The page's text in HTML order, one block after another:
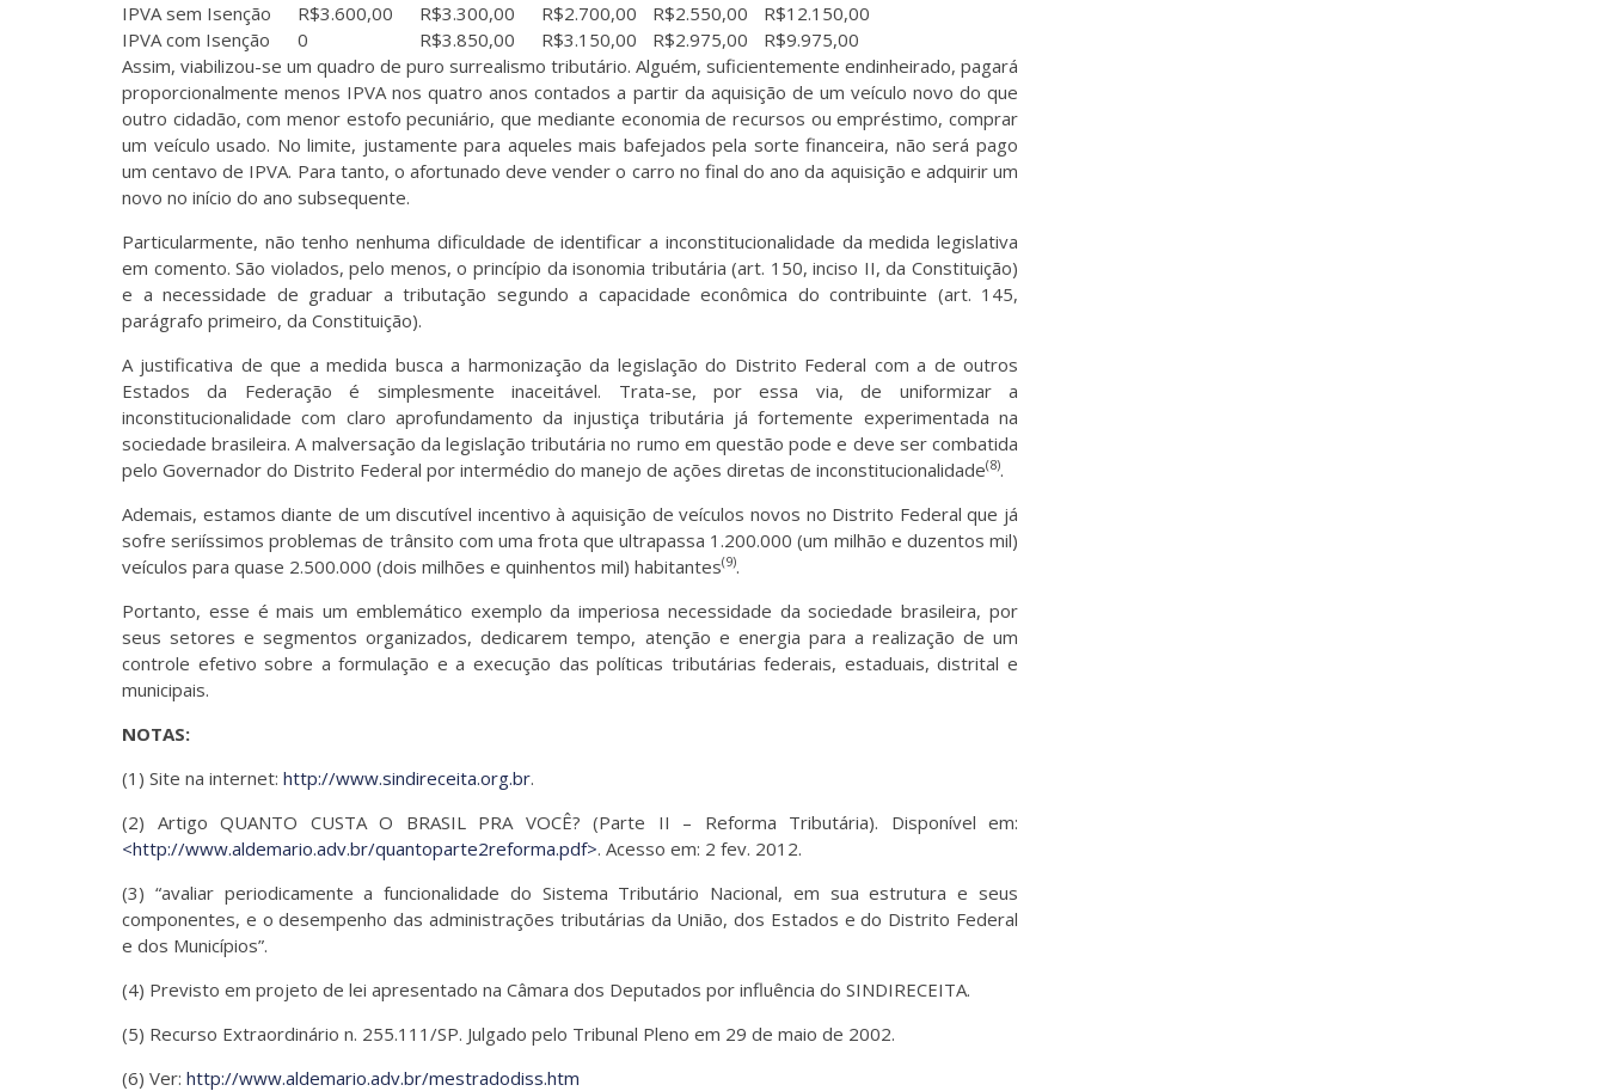
IPVA sem Isenção
R$3.600,00 R$3.300,00 R$2.700,00 R$2.550,00
R$12.150,00
IPVA com Isenção
0 R$3.850,00 R$3.150,00 R$2.975,00
R$9.975,00
Assim, viabilizou-se um quadro de puro surrealismo tributário. Alguém, suficientemente endinheirado, pagará
proporcionalmente menos IPVA nos quatro anos contados a partir da aquisição de um veículo novo do que
outro cidadão, com menor estofo pecuniário, que mediante economia de recursos ou empréstimo, comprar
um veículo usado. No limite, justamente para aqueles mais bafejados pela sorte financeira, não será pago
um centavo de IPVA. Para tanto, o afortunado deve vender o carro no final do ano da aquisição e adquirir um
novo no início do ano subsequente.
Particularmente, não tenho nenhuma dificuldade de identificar a inconstitucionalidade da medida legislativa
em comento. São violados, pelo menos, o princípio da isonomia tributária (art. 150, inciso II, da Constituição)
e a necessidade de graduar a tributação segundo a capacidade econômica do contribuinte (art. 145,
parágrafo primeiro, da Constituição).
A justificativa de que a medida busca a harmonização da legislação do Distrito Federal com a de outros
Estados da Federação é simplesmente inaceitável. Trata-se, por essa via, de uniformizar a
inconstitucionalidade com claro aprofundamento da injustiça tributária já fortemente experimentada na
sociedade brasileira. A malversação da legislação tributária no rumo em questão pode e deve ser combatida
pelo Governador do Distrito Federal por intermédio do manejo de ações diretas de inconstitucionalidade(8).
Ademais, estamos diante de um discutível incentivo à aquisição de veículos novos no Distrito Federal que já
sofre seriíssimos problemas de trânsito com uma frota que ultrapassa 1.200.000 (um milhão e duzentos mil)
veículos para quase 2.500.000 (dois milhões e quinhentos mil) habitantes(9).
Portanto, esse é mais um emblemático exemplo da imperiosa necessidade da sociedade brasileira, por
seus setores e segmentos organizados, dedicarem tempo, atenção e energia para a realização de um
controle efetivo sobre a formulação e a execução das políticas tributárias federais, estaduais, distrital e
municipais.
NOTAS:
(1) Site na internet: http://www.sindireceita.org.br.
(2) Artigo QUANTO CUSTA O BRASIL PRA VOCÊ? (Parte II – Reforma Tributária). Disponível em:
<http://www.aldemario.adv.br/quantoparte2reforma.pdf>. Acesso em: 2 fev. 2012.
(3) “avaliar periodicamente a funcionalidade do Sistema Tributário Nacional, em sua estrutura e seus
componentes, e o desempenho das administrações tributárias da União, dos Estados e do Distrito Federal
e dos Municípios”.
(4) Previsto em projeto de lei apresentado na Câmara dos Deputados por influência do SINDIRECEITA.
(5) Recurso Extraordinário n. 255.111/SP. Julgado pelo Tribunal Pleno em 29 de maio de 2002.
(6) Ver: http://www.aldemario.adv.br/mestradodiss.htm